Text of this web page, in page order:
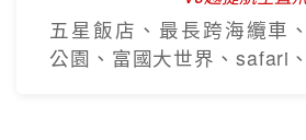
五星飯店、最長跨海纜車
公園、富國大世界、safari